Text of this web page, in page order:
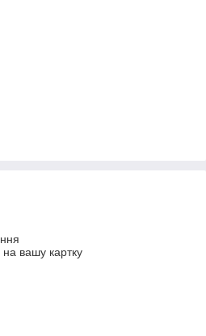
вашу картку